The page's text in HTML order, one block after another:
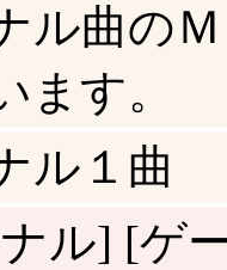
ル曲の
ます。
ル１曲
ル] [ゲ